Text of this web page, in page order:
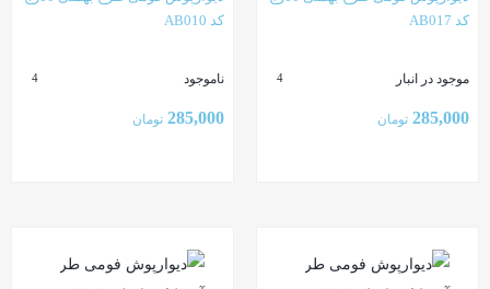
کد AB017
موجود در انبار 4
285,000 تومان
کد AB010
ناموجود 4
285,000 تومان